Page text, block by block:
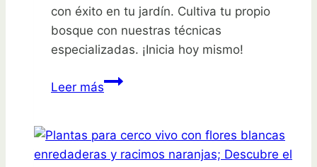
con éxito en tu jardín. Cultiva tu propio
bosque con nuestras técnicas
especializadas. ¡Inicia hoy mismo!
Leer másGuía
alerces
europeos